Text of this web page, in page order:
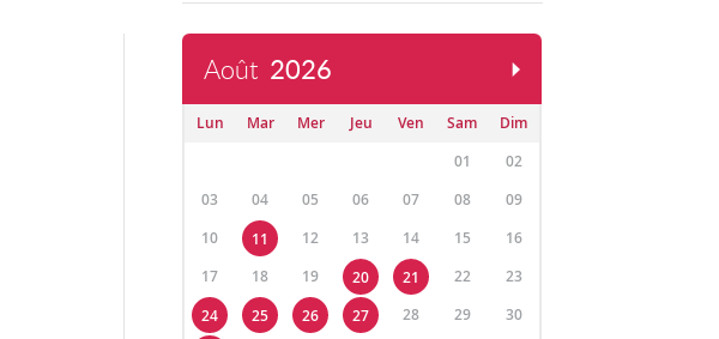
Août 2026
Lun Mar Mer Jeu Ven Sam
Dim
01
02
03
04 05 06 07 08
09
10
11 12 13 14 15
16
17
18 19 20 21 22
23
24
25 26 27 28 29
30